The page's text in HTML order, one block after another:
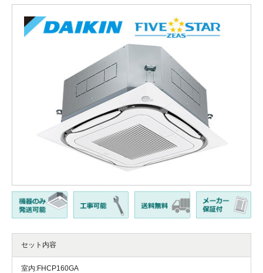
セット内容
室内:FHCP160GA